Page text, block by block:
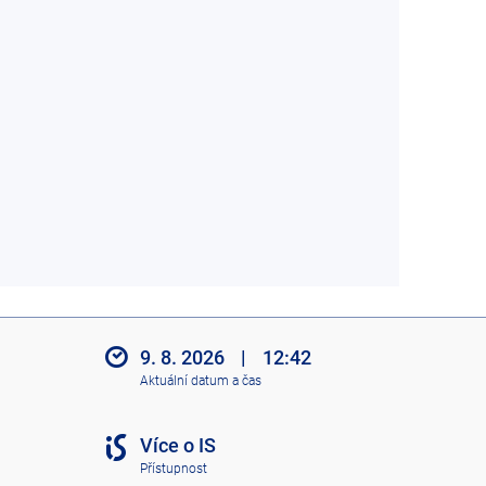
9. 8. 2026 | 12:42
Aktuální datum a čas
Více o IS
Přístupnost